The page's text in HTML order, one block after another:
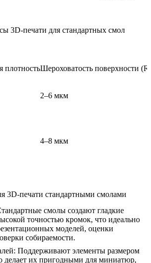
3D-печати для стандартных смол
плотностьШероховатость поверхности
2–6 мкм
4–8 мкм
3D-печати стандартными смолами
смолы создают гладкие
точностью кромок, что идеально
моделей, оценки
собираемости.
Поддерживают элементы размером
делает их пригодными для миниатюр,